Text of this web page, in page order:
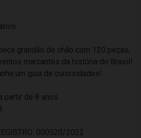
grandão de chão com 120 peças,
marcantes da história do Brasil!
um guia de curiosidades!
partir de 8 anos
000520/2022